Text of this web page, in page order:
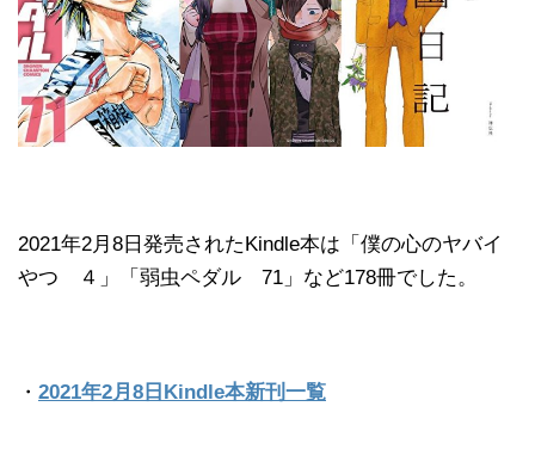
2021年2月8日発売されたKindle本は「僕の心のヤバイ
やつ ４」「弱虫ペダル 71」など178冊でした。
・ 2021年2月8日Kindle本新刊一覧